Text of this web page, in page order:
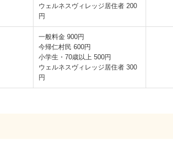
ウェルネスヴィレッジ居住者 200
円
一般料金 900円
今帰仁村民 600円
小学生・70歳以上 500円
ウェルネスヴィレッジ居住者 300
円